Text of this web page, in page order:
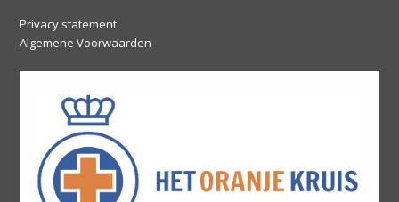
Privacy statement
Algemene Voorwaarden